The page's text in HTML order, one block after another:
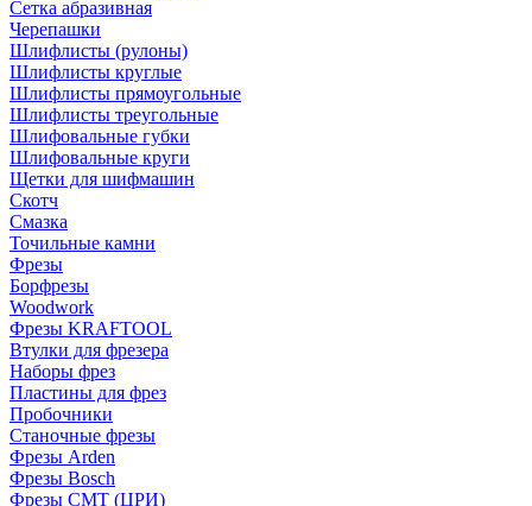
Сетка абразивная
Черепашки
Шлифлисты (рулоны)
Шлифлисты круглые
Шлифлисты прямоугольные
Шлифлисты треугольные
Шлифовальные губки
Шлифовальные круги
Щетки для шифмашин
Скотч
Смазка
Точильные камни
Фрезы
Борфрезы
Woodwork
Фрезы KRAFTOOL
Втулки для фрезера
Наборы фрез
Пластины для фрез
Пробочники
Станочные фрезы
Фрезы Arden
Фрезы Bosch
Фрезы CMT (ЦРИ)